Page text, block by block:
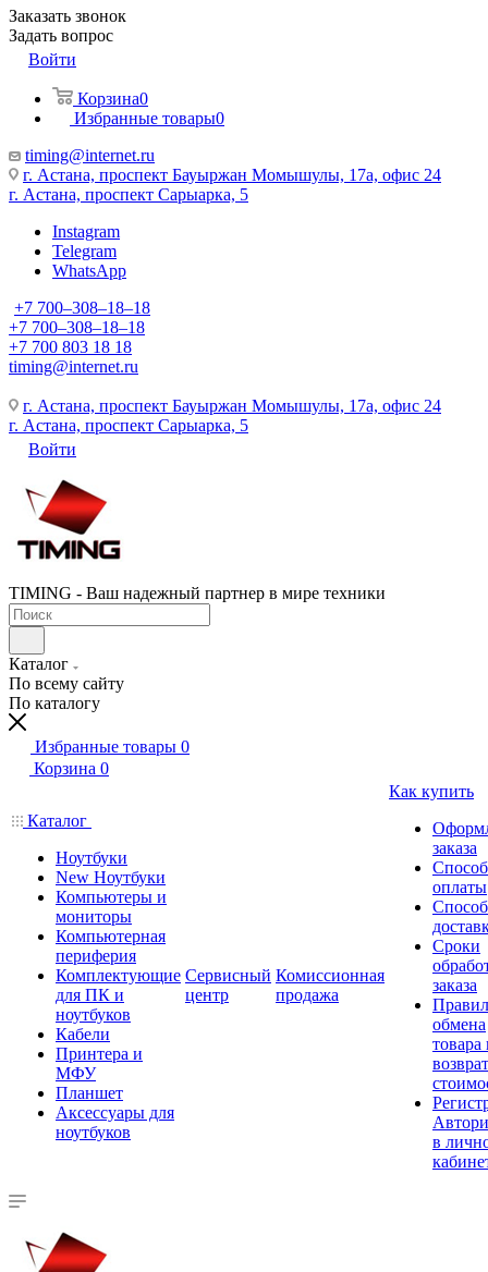
Заказать звонок
Задать вопрос
Войти
Корзина0
Избранные товары0
timing@internet.ru
г. Астана, проспект Бауыржан Момышулы, 17а, офис 24
г. Астана, проспект Сарыарка, 5
Instagram
Telegram
WhatsApp
+7 700‒308‒18‒18
+7 700‒308‒18‒18
+7 700 803 18 18
timing@internet.ru
г. Астана, проспект Бауыржан Момышулы, 17а, офис 24
г. Астана, проспект Сарыарка, 5
Войти
TIMING - Ваш надежный партнер в мире техники
Каталог
По всему сайту
По каталогу
Избранные товары 0
Корзина 0
Каталог
Ноутбуки
New Ноутбуки
Компьютеры и
мониторы
Компьютерная
периферия
Комплектующие
для ПК и
ноутбуков
Кабели
Принтера и
МФУ
Планшет
Аксессуары для
ноутбуков
Сервисный
центр
Комиссионная
продажа
Как купить
заказа
оплаты
Сроки
заказа
обмена
товара
в